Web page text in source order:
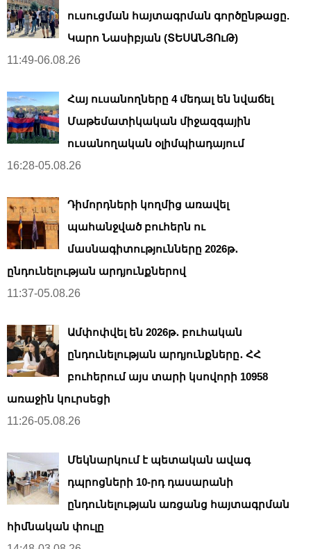
ուսուցման հայտագրման գործընթացը.
Կարո Նասիբյան (ՏԵՍԱՆՅՈւԹ)
11:49-06.08.26
Հայ ուսանողները 4 մեդալ են նվաճել
Մաթեմատիկական միջազգային
ուսանողական օլիմպիադայում
16:28-05.08.26
Դիմորդների կողմից առավել
պահանջված բուհերն ու
մասնագիտությունները 2026թ․
ընդունելության արդյունքներով
11:37-05.08.26
Ամփոփվել են 2026թ․ բուհական
ընդունելության արդյունքները․ ՀՀ
բուհերում այս տարի կսովորի 10958
առաջին կուրսեցի
11:26-05.08.26
Մեկնարկում է պետական ավագ
դպրոցների 10-րդ դասարանի
ընդունելության առցանց հայտագրման
հիմնական փուլը